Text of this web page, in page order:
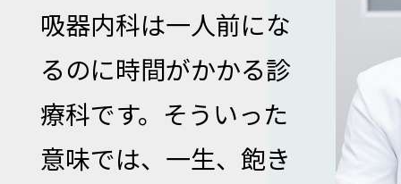
吸器内科は一人前にな
るのに時間がかかる診
療科です。そういった
意味では、一生、飽き